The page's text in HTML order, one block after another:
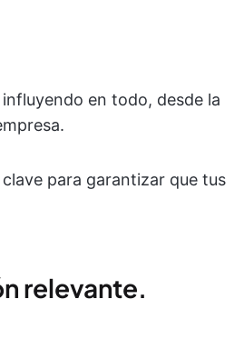
en todo, desde la
para garantizar que tus
relevante.